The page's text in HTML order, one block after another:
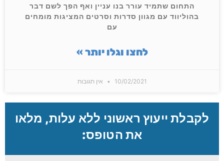
התחום שתמיד עורר בנו עניין ואף הפך לשם דבר
בהוליווד עם מגוון סדרות וסרטים המציגות מומחים
עם
לחצו וגלו יותר »
10/02/2021 אין תגובות
לקבלת ייעוץ ראשוני ללא עלות, מלאו
את הטופס: